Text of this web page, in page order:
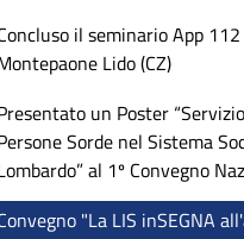
il seminario App
Lido (CZ)
un Poster
Sorde nel Sistema
al 1º Convegno
"La LIS inSEGNA